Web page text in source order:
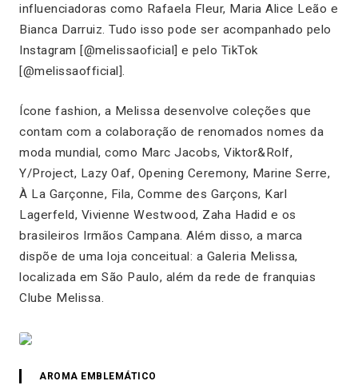
influenciadoras como Rafaela Fleur, Maria Alice Leão e
Bianca Darruiz. Tudo isso pode ser acompanhado pelo
Instagram [@melissaoficial] e pelo TikTok
[@melissaofficial].
Ícone fashion, a Melissa desenvolve coleções que
contam com a colaboração de renomados nomes da
moda mundial, como Marc Jacobs, Viktor&Rolf,
Y/Project, Lazy Oaf, Opening Ceremony, Marine Serre,
À La Garçonne, Fila, Comme des Garçons, Karl
Lagerfeld, Vivienne Westwood, Zaha Hadid e os
brasileiros Irmãos Campana. Além disso, a marca
dispõe de uma loja conceitual: a Galeria Melissa,
localizada em São Paulo, além da rede de franquias
Clube Melissa.
AROMA EMBLEMÁTICO